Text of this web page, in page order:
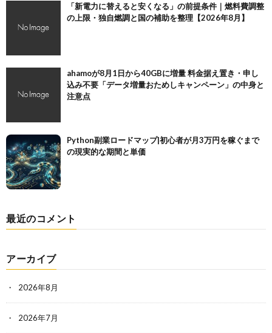
「新電力に替えると安くなる」の前提条件｜燃料費調整
の上限・独自燃調と国の補助を整理【2026年8月】
ahamoが8月1日から40GBに増量 料金据え置き・申し
込み不要「データ増量おためしキャンペーン」の中身と
注意点
Python副業ロードマップ|初心者が月3万円を稼ぐまで
の現実的な期間と単価
最近のコメント
アーカイブ
2026年8月
2026年7月